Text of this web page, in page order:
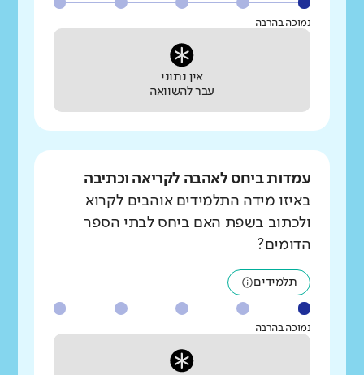
נמוכה בהרבה
אין נתוני
עבר להשוואה
עמדות ביחס לאהבה לקריאה וכתיבה
באיזו מידה התלמידים אוהבים לקרוא
ולכתוב בשפת האם ביחס לבתי הספר
הדומים?
תלמידים
נמוכה בהרבה